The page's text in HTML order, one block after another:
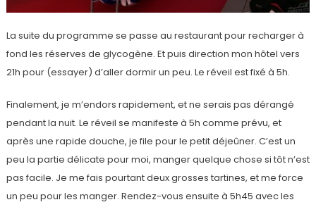
La suite du programme se passe au restaurant pour recharger à
fond les réserves de glycogène. Et puis direction mon hôtel vers
21h pour (essayer) d’aller dormir un peu. Le réveil est fixé à 5h.
Finalement, je m’endors rapidement, et ne serais pas dérangé
pendant la nuit. Le réveil se manifeste à 5h comme prévu, et
après une rapide douche, je file pour le petit déjeûner. C’est un
peu la partie délicate pour moi, manger quelque chose si tôt n’est
pas facile. Je me fais pourtant deux grosses tartines, et me force
un peu pour les manger. Rendez-vous ensuite à 5h45 avec les